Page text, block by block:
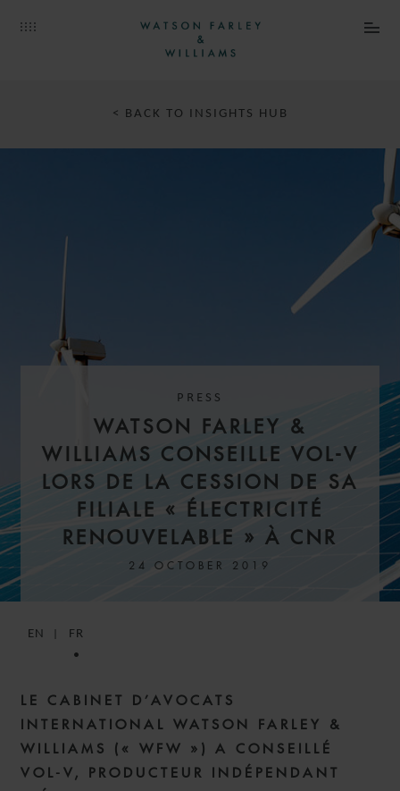
< BACK TO INSIGHTS HUB
PRESS
WATSON FARLEY &
WILLIAMS CONSEILLE VOL-V
LORS DE LA CESSION DE SA
FILIALE « ÉLECTRICITÉ
RENOUVELABLE » À CNR
24 OCTOBER 2019
EN FR
LE CABINET D’AVOCATS
INTERNATIONAL WATSON FARLEY &
WILLIAMS (« WFW ») A CONSEILLÉ
VOL-V, PRODUCTEUR INDÉPENDANT